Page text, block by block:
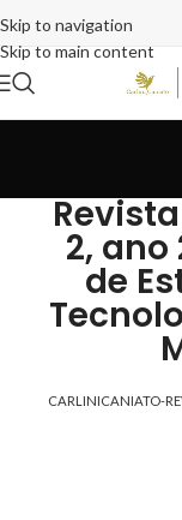
Skip to navigation
Skip to main content
2, ano
de
CARLINICANIATO-